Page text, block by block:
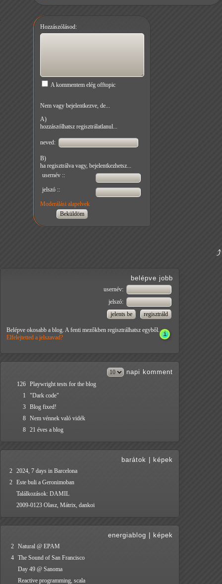
Hozzászólásod:
A kommentem elég offtopic
Nem vagy bejelentkezve, de...
A)
hozzászólhatsz regisztrálatlanul...
neved:
B)
ha regisztrálva vagy, bejelentkezhetsz...
usernév ::
jelszó ::
Moderálási alapelvek
belépve jobb
usernév:
jelszó:
Belépve okosabb a blog. A fenti mezőkben regisztrálhatsz egyből.
Elfelejtetted a jelszavad?
napi komment
126 Playwright tests for the blog
1
"Dark code"
3 Blog fixed!
8 Nem vénnek való vidék
8 21 éves a blog
barátok képek
2 2024, 7 days in Barcelona
2 Este buli a Geronimoban
Találkozások: DAMIL
2009-0123 Olasz, Mátrix, dankoi
energiablog képek
2 Natural @ EPAM
4 The Sound of San Francisco
Day 49 @ Sanoma
Reactive programming, scala